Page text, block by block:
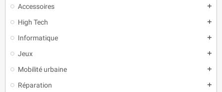
Accessoires add
High Tech add
Informatique add
Jeux add
Mobilité urbaine add
Réparation add